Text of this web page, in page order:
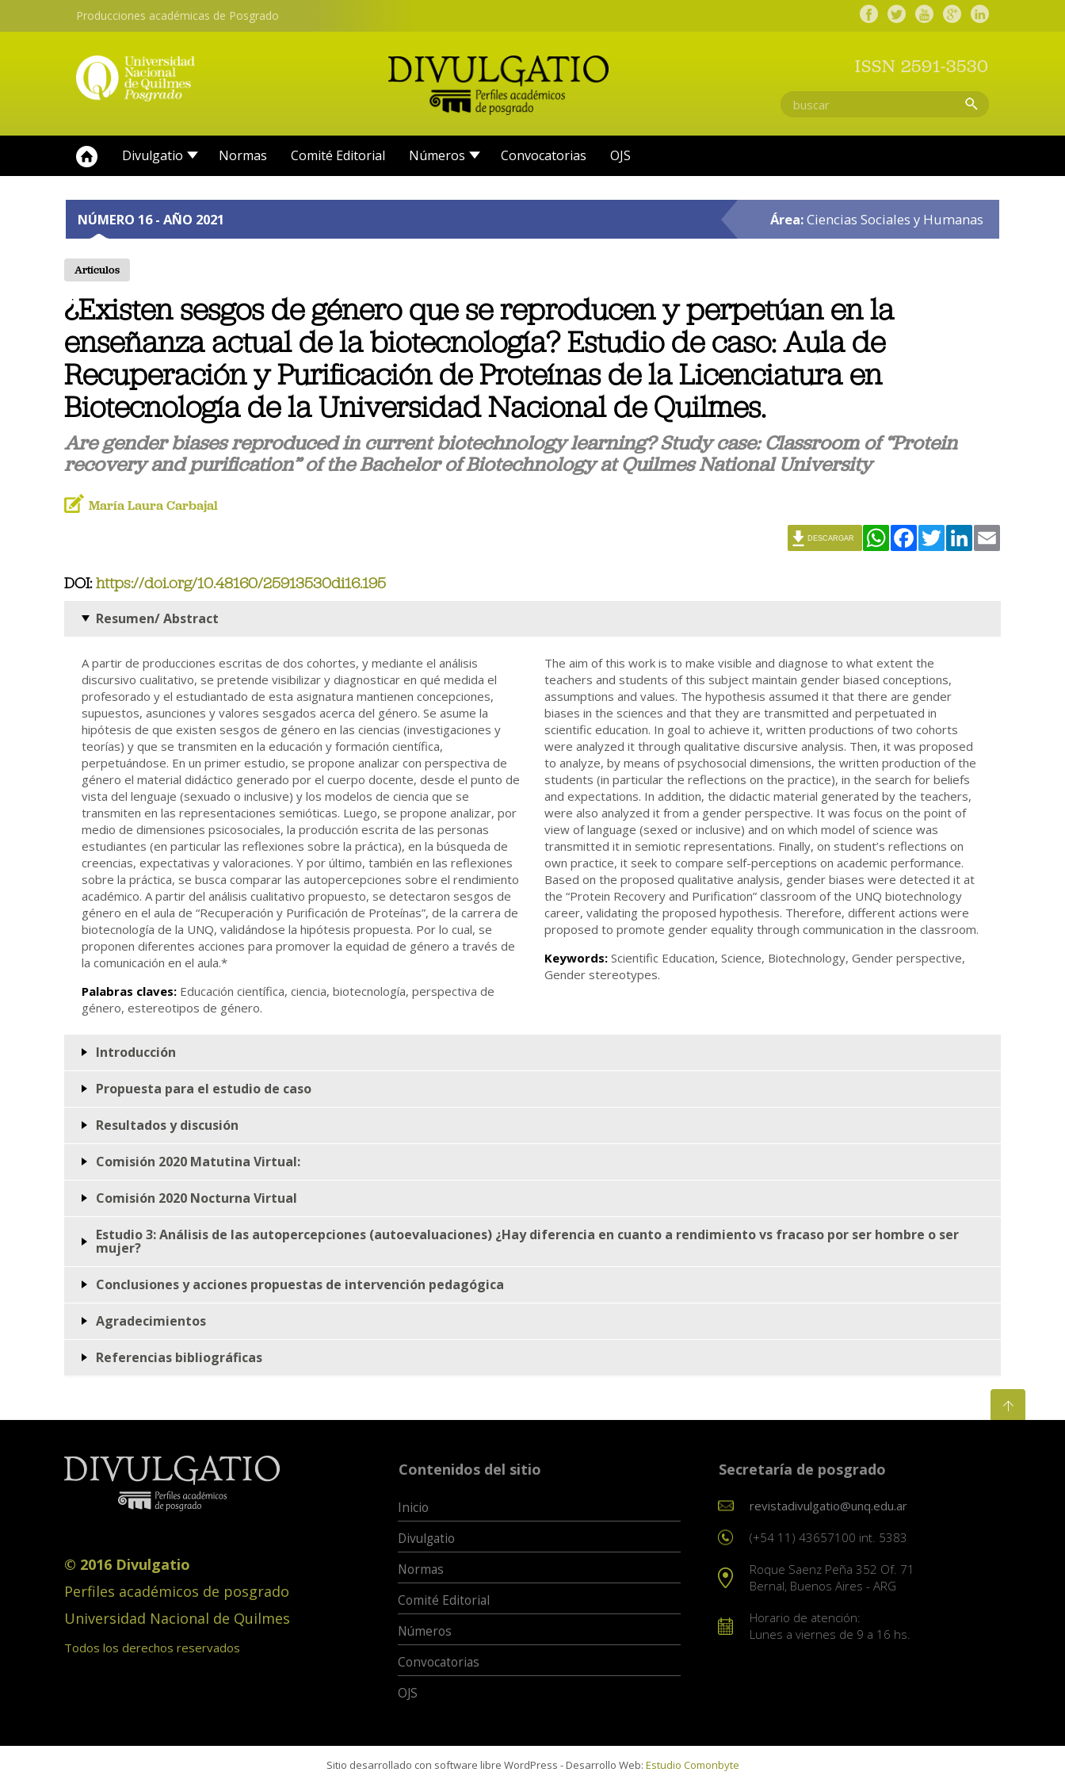
Producciones académicas de Posgrado
ISSN 2591-3530
Divulgatio Normas Comité Editorial Números Convocatorias OJS
NÚMERO 16 - AÑO 2021 Área:Ciencias Sociales y Humanas
Artículos
¿Existen sesgos de género que se reproducen y perpetúan en la
enseñanza actual de la biotecnología? Estudio de caso: Aula de
Recuperación y Purificación de Proteínas de la Licenciatura en
Biotecnología de la Universidad Nacional de Quilmes.
Are gender biases reproduced in current biotechnology learning? Study case: Classroom of “Protein
recovery and purification” of the Bachelor of Biotechnology at Quilmes National University
María Laura Carbajal
WhatsAppFacebookTwitterLinkedIn
DESCARGAR
DOI: https://doi.org/10.48160/25913530di16.195
Resumen/ Abstract
A partir de producciones escritas de dos cohortes, y mediante el análisis
discursivo cualitativo, se pretende visibilizar y diagnosticar en qué medida el
profesorado y el estudiantado de esta asignatura mantienen concepciones,
supuestos, asunciones y valores sesgados acerca del género. Se asume la
hipótesis de que existen sesgos de género en las ciencias (investigaciones y
teorías) y que se transmiten en la educación y formación científica,
perpetuándose. En un primer estudio, se propone analizar con perspectiva de
género el material didáctico generado por el cuerpo docente, desde el punto de
vista del lenguaje (sexuado o inclusive) y los modelos de ciencia que se
transmiten en las representaciones semióticas. Luego, se propone analizar, por
medio de dimensiones psicosociales, la producción escrita de las personas
estudiantes (en particular las reflexiones sobre la práctica), en la búsqueda de
creencias, expectativas y valoraciones. Y por último, también en las reflexiones
sobre la práctica, se busca comparar las autopercepciones sobre el rendimiento
académico. A partir del análisis cualitativo propuesto, se detectaron sesgos de
género en el aula de “Recuperación y Purificación de Proteínas”, de la carrera de
biotecnología de la UNQ, validándose la hipótesis propuesta. Por lo cual, se
proponen diferentes acciones para promover la equidad de género a través de
la comunicación en el aula.*
Palabras claves: Educación científica, ciencia, biotecnología, perspectiva de
género, estereotipos de género.
The aim of this work is to make visible and diagnose to what extent the
teachers and students of this subject maintain gender biased conceptions,
assumptions and values. The hypothesis assumed it that there are gender
biases in the sciences and that they are transmitted and perpetuated in
scientific education. In goal to achieve it, written productions of two cohorts
were analyzed it through qualitative discursive analysis. Then, it was proposed
to analyze, by means of psychosocial dimensions, the written production of the
students (in particular the reflections on the practice), in the search for beliefs
and expectations. In addition, the didactic material generated by the teachers,
were also analyzed it from a gender perspective. It was focus on the point of
view of language (sexed or inclusive) and on which model of science was
transmitted it in semiotic representations. Finally, on student’s reflections on
own practice, it seek to compare self-perceptions on academic performance.
Based on the proposed qualitative analysis, gender biases were detected it at
the “Protein Recovery and Purification” classroom of the UNQ biotechnology
career, validating the proposed hypothesis. Therefore, different actions were
proposed to promote gender equality through communication in the classroom.
Keywords: Scientific Education, Science, Biotechnology, Gender perspective,
Gender stereotypes.
Introducción
Propuesta para el estudio de caso
Resultados y discusión
Comisión 2020 Matutina Virtual:
Comisión 2020 Nocturna Virtual
Estudio 3: Análisis de las autopercepciones (autoevaluaciones) ¿Hay diferencia en cuanto a rendimiento vs fracaso por ser hombre o ser
mujer?
Conclusiones y acciones propuestas de intervención pedagógica
Agradecimientos
Referencias bibliográficas
© 2016 Divulgatio
Perfiles académicos de posgrado
Universidad Nacional de Quilmes
Todos los derechos reservados
Contenidos del sitio
Inicio
Divulgatio
Normas
Comité Editorial
Números
Convocatorias
OJS
Secretaría de posgrado
revistadivulgatio@unq.edu.ar
(+54 11) 43657100 int. 5383
Roque Saenz Peña 352 Of. 71
Bernal, Buenos Aires - ARG
Horario de atención:
Lunes a viernes de 9 a 16 hs.
Sitio desarrollado con software libre WordPress - Desarrollo Web: Estudio Comonbyte